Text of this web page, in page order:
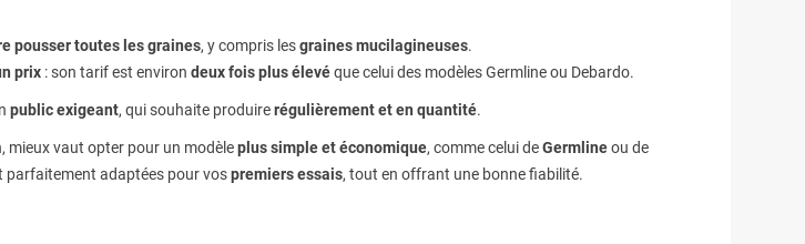
pousser toutes les graines, y compris lesgraines mucilagineuses.
prix : son tarif est environ deux fois plus élevéque celui des modèles Germline ou Debardo.
public exigeant, qui souhaite produirerégulièrement et en quantité.
mieux vaut opter pour un modèleplus simple et économique, comme celui deGermlineou de
parfaitement adaptées pour vospremiers essais, tout en offrant une bonne fiabilité.